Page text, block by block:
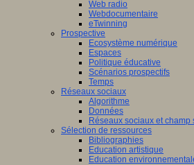
Web radio
Webdocumentaire
eTwinning
Prospective
Ecosystème numérique
Espaces
Politique éducative
Scénarios prospectifs
Temps
Réseaux sociaux
Algorithme
Données
Réseaux sociaux et champ
Sélection de ressources
Bibliographies
Education artistique
Education